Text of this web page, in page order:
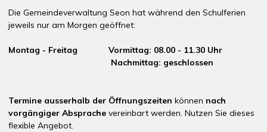
Die Gemeindeverwaltung Seon hat während den Schulferien
jeweils nur am Morgen geöffnet:
Montag - Freitag Vormittag: 08.00 - 11.30 Uhr
Nachmittag: geschlossen
Termine ausserhalb der Öffnungszeiten können nach
vorgängiger Absprache vereinbart werden. Nutzen Sie dieses
flexible Angebot.